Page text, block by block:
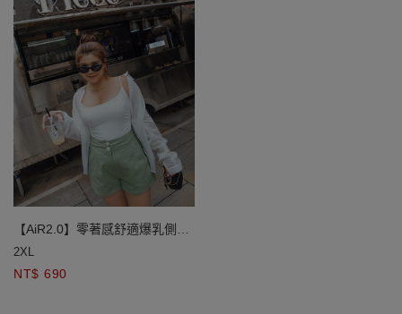
【AiR2.0】零著感舒適爆乳側抓
皺BRA TOP
2XL
NT$ 690